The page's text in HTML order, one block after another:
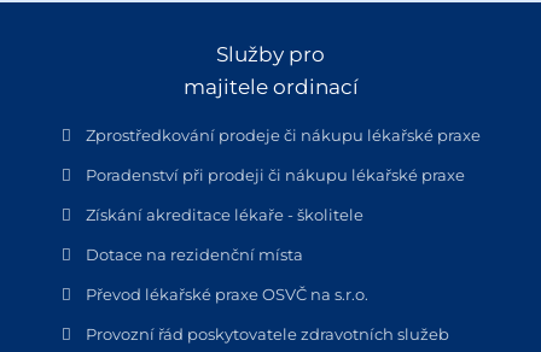
Služby pro
majitele ordinací
Zprostředkování prodeje či nákupu lékařské praxe
Poradenství při prodeji či nákupu lékařské praxe
Získání akreditace lékaře - školitele
Dotace na rezidenční místa
Převod lékařské praxe OSVČ na s.r.o.
Provozní řád poskytovatele zdravotních služeb